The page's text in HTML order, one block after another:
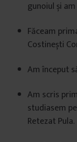
gunoiul și
Făceam
Costinești
Am început
Am scris
studiasem
Retezat Pula.